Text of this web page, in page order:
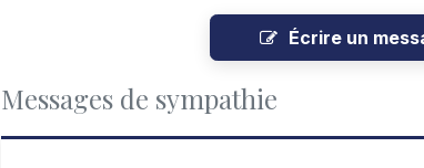
Écrire un
Messages de sympathie